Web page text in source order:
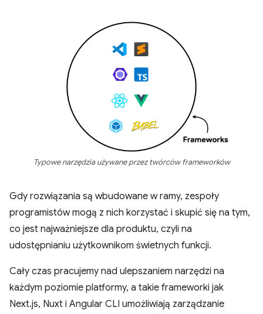
Typowe narzędzia używane przez twórców frameworków
Gdy rozwiązania są wbudowane w ramy, zespoły
programistów mogą z nich korzystać i skupić się na tym,
co jest najważniejsze dla produktu, czyli na
udostępnianiu użytkownikom świetnych funkcji.
Cały czas pracujemy nad ulepszaniem narzędzi na
każdym poziomie platformy, a takie frameworki jak
Next.js, Nuxt i Angular CLI umożliwiają zarządzanie